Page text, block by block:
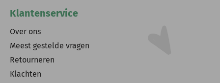
Klantenservice
Over ons
Meest gestelde vragen
Retourneren
Klachten